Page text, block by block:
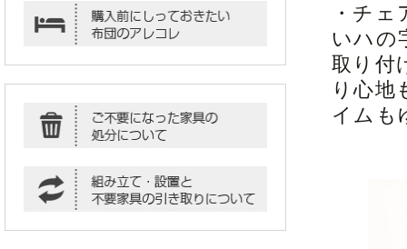
・チ
いハの
取り付
り心地
イムも